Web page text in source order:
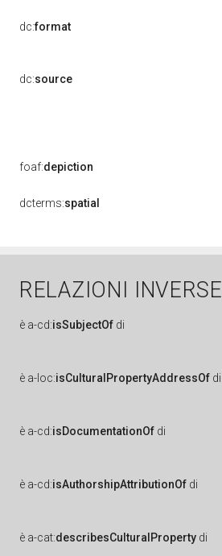
dc:format
dc:source
foaf:depiction
dcterms:spatial
RELAZIONI INVERSE
è a-cd:isSubjectOf di
è a-loc:isCulturalPropertyAddressOf di
è a-cd:isDocumentationOf di
è a-cd:isAuthorshipAttributionOf di
è a-cat:describesCulturalProperty di